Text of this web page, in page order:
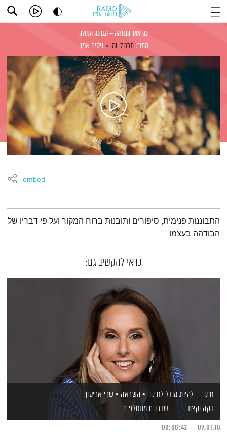
כה אמר הבודהה – הברכה הנעלה
מתוך: תרגול יומי ניסים אמון
embed
תמצית הפודקאסט
התבוננות פנימית, סיפורים ותובנות ברוח המקור ועל פי דבריו של
הבודהה בעצמו
כדאי להקשיב גם:
חינוך – להיות מודל לחיקוי • השראה • שרי אריסון
דקה וקצת
שדרנים מתחלפים
09.01.18
00:00:42